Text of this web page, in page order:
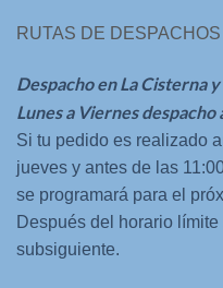
RUTAS DE DESPACHOS
Despacho en La Cisterna
Lunes a Viernes despacho
Si tu pedido es realizado
jueves y antes de las
se programará para el
Después del horario
subsiguiente.